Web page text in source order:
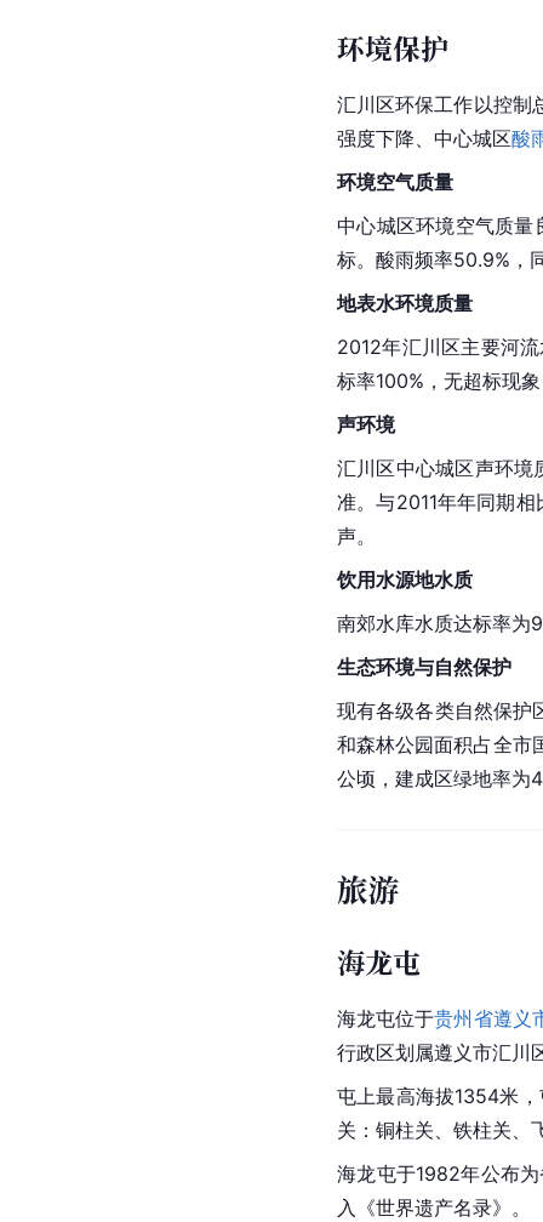
环境保护
汇川区环保工作以控制
强度下降、中心城区酸
环境空气质量
中心城区环境空气质
标。酸雨频率50.9%，
地表水环境质量
2012年汇川区主要河
标率100% ，无超标现
声环境
汇川区中心城区声环境
准。与2011年年同期
声。
饮用水源地水质
南郊水库水质达标率为
生态环境与自然保护
现有各级各类自然保护
和森林公园面积占全市
公顷，建成区绿地率为
旅游
海龙屯
海龙屯位于贵州省遵义
行政区划属遵义市汇川
屯上最高海拔1354米
关：铜柱关、铁柱关、
海龙屯于1982年公布
入《世界遗产名录》。